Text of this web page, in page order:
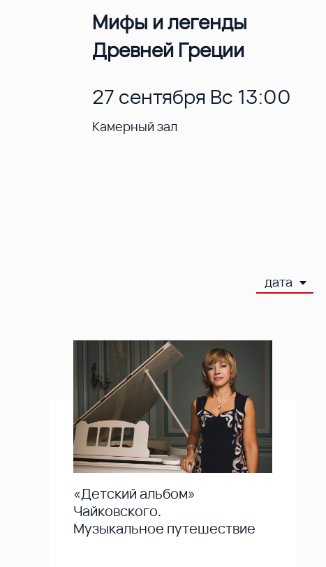
Мифы и легенды
Древней Греции
27 сентября Вс 13:00
Камерный зал
дата
«Детский альбом»
Чайковского.
Музыкальное путешествие